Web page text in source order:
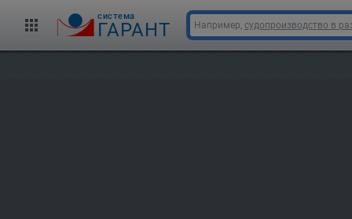
cистема
ГАРАНТ Например, судопроизводство в